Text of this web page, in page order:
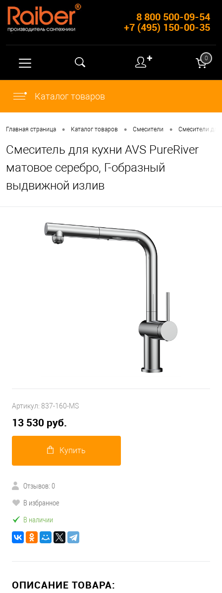
8 800 500-09-54
+7 (495) 150-00-35
✚ 0
Каталог товаров
Главная страница • Каталог товаров • Смесители • Смесители для
Смеситель для кухни AVS PureRiver
матовое серебро, Г-образный
выдвижной излив
Артикул: 837-160-MS
13 530 руб.
Купить
Отзывов: 0
В избранное
В наличии
ОПИСАНИЕ ТОВАРА: